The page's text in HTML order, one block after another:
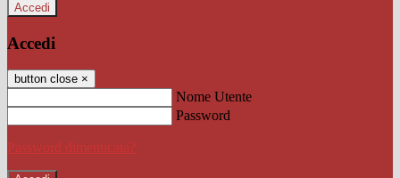
Accedi
Accedi
button close ×
Nome Utente
Password
Password dimenticata?